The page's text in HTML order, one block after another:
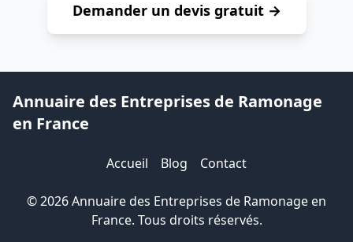
Demander un devis gratuit →
Annuaire des Entreprises de Ramonage
en France
Accueil Blog Contact
© 2026 Annuaire des Entreprises de Ramonage en
France. Tous droits réservés.